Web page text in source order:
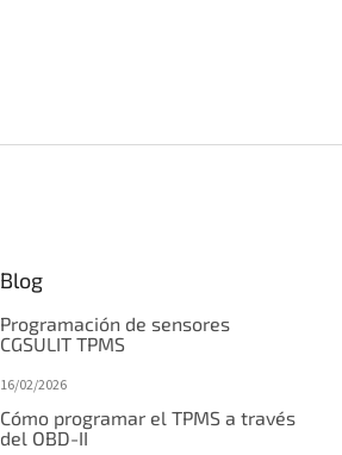
Blog
Programación de sensores
CGSULIT TPMS
16/02/2026
Cómo programar el TPMS a través
del OBD-II